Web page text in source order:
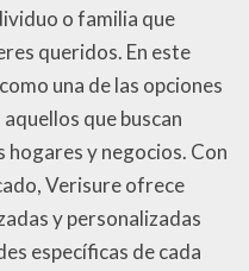
o familia que
queridos. En este
una de las opciones
que buscan
y negocios. Con
Verisure ofrece
y personalizadas
específicas de cada